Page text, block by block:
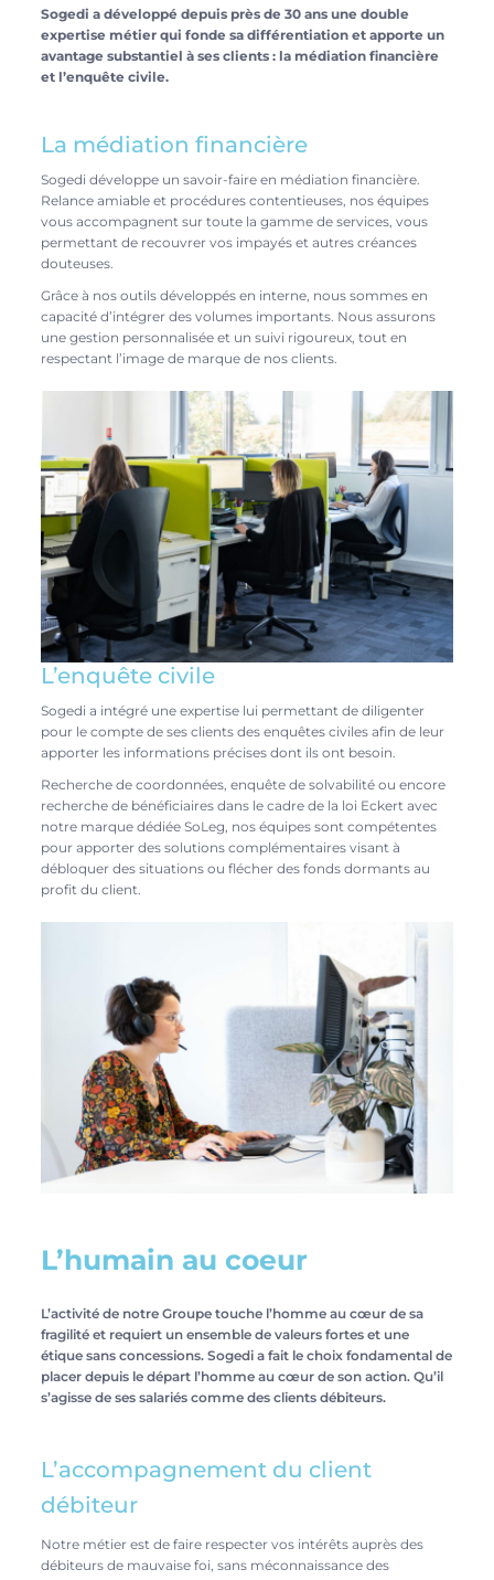
Sogedi a développé depuis près de 30 ans une double
expertise métier qui fonde sa différentiation et apporte un
avantage substantiel à ses clients : la médiation financière
et l’enquête civile.
La médiation financière
Sogedi développe un savoir-faire en médiation financière.
Relance amiable et procédures contentieuses, nos équipes
vous accompagnent sur toute la gamme de services, vous
permettant de recouvrer vos impayés et autres créances
douteuses.
Grâce à nos outils développés en interne, nous sommes en
capacité d’intégrer des volumes importants. Nous assurons
une gestion personnalisée et un suivi rigoureux, tout en
respectant l’image de marque de nos clients.
L’enquête civile
Sogedi a intégré une expertise lui permettant de diligenter
pour le compte de ses clients des enquêtes civiles afin de leur
apporter les informations précises dont ils ont besoin.
Recherche de coordonnées, enquête de solvabilité ou encore
recherche de bénéficiaires dans le cadre de la loi Eckert avec
notre marque dédiée SoLeg, nos équipes sont compétentes
pour apporter des solutions complémentaires visant à
débloquer des situations ou flécher des fonds dormants au
profit du client.
L’humain au coeur
L’activité de notre Groupe touche l’homme au cœur de sa
fragilité et requiert un ensemble de valeurs fortes et une
étique sans concessions. Sogedi a fait le choix fondamental de
placer depuis le départ l’homme au cœur de son action. Qu’il
s’agisse de ses salariés comme des clients débiteurs.
L’accompagnement du client
débiteur
Notre métier est de faire respecter vos intérêts auprès des
débiteurs de mauvaise foi, sans méconnaissance des